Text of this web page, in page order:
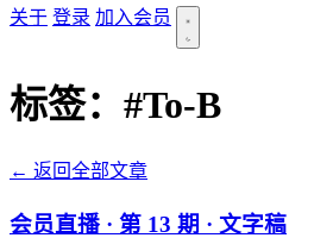
关于 登录 加入会员
标签： #To-B
← 返回全部文章
会员直播 · 第 13 期 · 文字稿